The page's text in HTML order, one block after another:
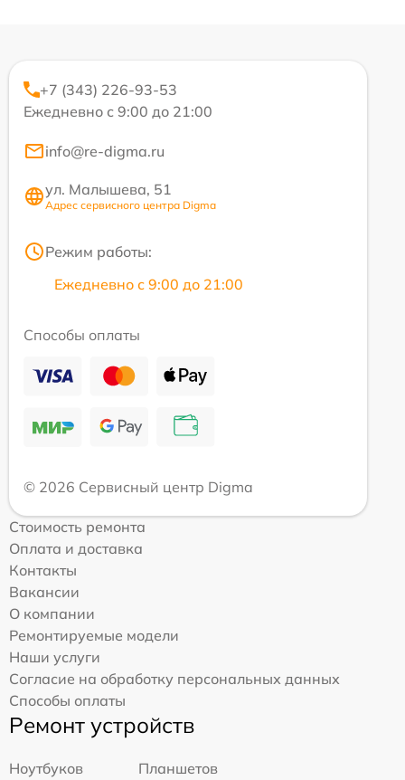
+7 (343) 226-93-53
Ежедневно с 9:00 до 21:00
info@re-digma.ru
ул. Малышева, 51
Адрес сервисного центра Digma
Режим работы:
Ежедневно с 9:00 до 21:00
Способы оплаты
© 2026 Сервисный центр Digma
Стоимость ремонта
Оплата и доставка
Контакты
Вакансии
О компании
Ремонтируемые модели
Наши услуги
Согласие на обработку персональных данных
Способы оплаты
Ремонт устройств
Ноутбуков
Планшетов